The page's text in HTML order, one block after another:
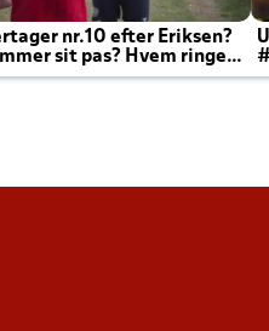
nr.10 efter Eriksen?
sit pas? Hvem ringer
til efter kampe?